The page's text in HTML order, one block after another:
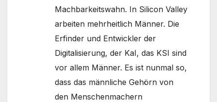
Machbarkeitswahn. In Silicon Valley
arbeiten mehrheitlich Männer. Die
Erfinder und Entwickler der
Digitalisierung, der KaI, das KSI sind
vor allem Männer. Es ist nunmal so,
dass das männliche Gehörn von
den Menschenmachern